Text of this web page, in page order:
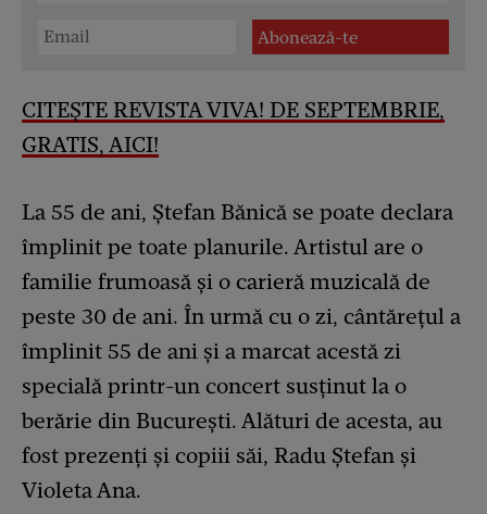
CITEȘTE REVISTA VIVA! DE SEPTEMBRIE,
GRATIS, AICI!
La 55 de ani, Ștefan Bănică se poate declara
împlinit pe toate planurile. Artistul are o
familie frumoasă și o carieră muzicală de
peste 30 de ani. În urmă cu o zi, cântărețul a
împlinit 55 de ani și a marcat acestă zi
specială printr-un concert susținut la o
berărie din București. Alături de acesta, au
fost prezenți și copiii săi, Radu Ștefan și
Violeta Ana.